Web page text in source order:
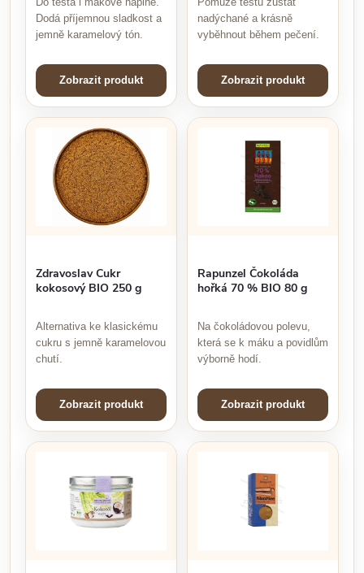
Dodá příjemnou sladkost a
jemně karamelový tón.
Zobrazit produkt
nadýchané a krásně
vyběhnout během pečení.
Zobrazit produkt
Zdravoslav Cukr
kokosový BIO 250 g
Alternativa ke klasickému
cukru s jemně karamelovou
chutí.
Zobrazit produkt
Rapunzel Čokoláda
hořká 70 % BIO 80 g
Na čokoládovou polevu,
která se k máku a povidlům
výborně hodí.
Zobrazit produkt